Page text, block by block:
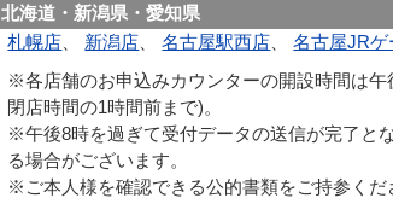
北海道・新潟県・愛知県
札幌店
新潟店 、名古屋駅西店 、名古屋JR
※各店舗のお申込みカウンターの開設時間は
閉店時間の1時間前まで)。
※午後8時を過ぎて受付データの送信が完了と
る場合がございます。
※ご本人様を確認できる公的書類をご持参くだ